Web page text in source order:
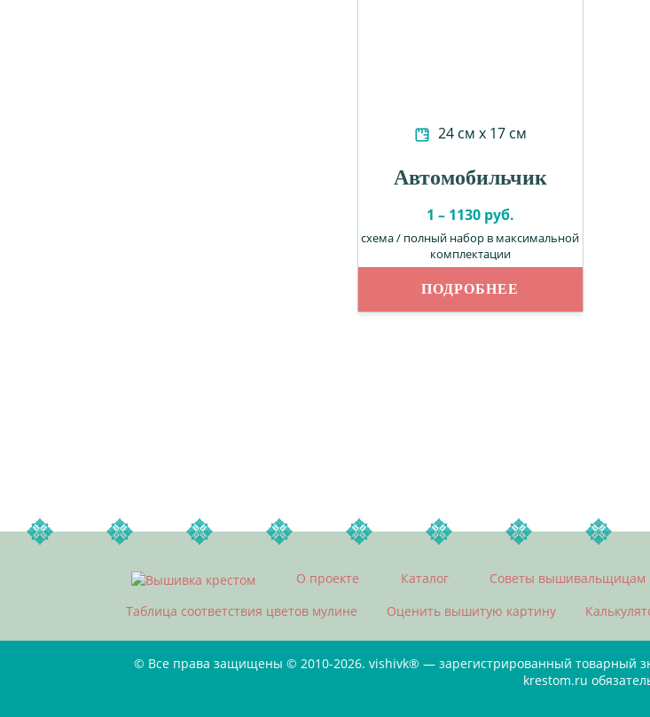
24 см х 17 см
Автомобильчик
1 – 1130 руб.
схема / полный набор в максимальной
комплектации
ПОДРОБНЕЕ
О проекте Каталог Советы вышивальщицам
Таблица соответствия цветов мулине
Оценить вышитую картину
© Все права защищены © 2010-2026. vishivk® — зарегистрированный товарный
krestom.ru